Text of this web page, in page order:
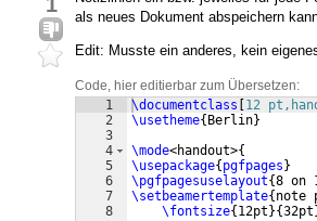
als neues Dokument abspeichern
Edit: Musste ein anderes, kein
Code, hier editierbar zum Übersetzen:
1
2
3
4
5
6
7
8
\documentclass 12
\usetheme{ Berlin}
\mode<handout>{
\usepackage{ pgfpages }
\pgfpagesuselayout{8 on
\setbeamertemplate{ note
\fontsize{ 12pt }{32pt